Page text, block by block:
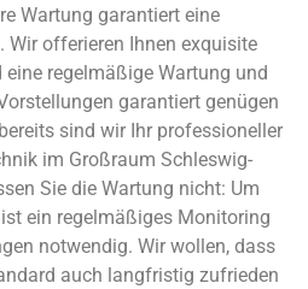
Wartung garantiert eine
Wir offerieren Ihnen exquisite
regelmäßige Wartung und
garantiert genügen
sind wir Ihr professioneller
im Großraum Schleswig-
Sie die Wartung nicht: Um
ein regelmäßiges Monitoring
notwendig. Wir wollen, dass
auch langfristig zufrieden